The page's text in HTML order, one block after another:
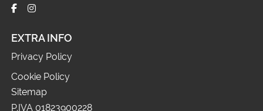
EXTRA INFO
Privacy Policy
Cookie Policy
Sitemap
P.IVA 01823900228